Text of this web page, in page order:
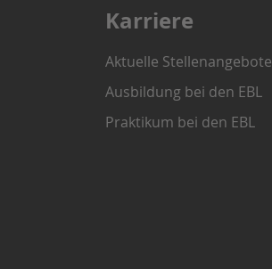
Karriere
Aktuelle Stellenangebote
Ausbildung bei den EBL
Praktikum bei den EBL